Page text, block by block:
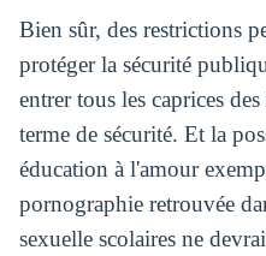
Bien sûr, des restrictions
protéger la sécurité
entrer tous les caprices
terme de sécurité. Et la
éducation à l'amour
pornographie retrouvée
sexuelle scolaires ne